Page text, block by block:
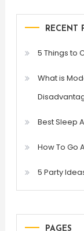
RECENT
5 Things to
What is
Best Sleep
How To Go
5 Party
PAGES